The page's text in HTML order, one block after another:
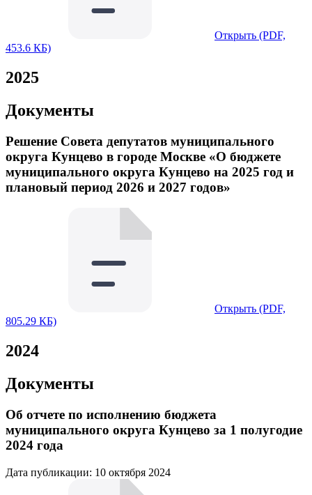
Открыть (PDF,
453.6 КБ)
2025
Документы
Решение Совета депутатов муниципального
округа Кунцево в городе Москве «О бюджете
муниципального округа Кунцево на 2025 год и
плановый период 2026 и 2027 годов»
Открыть (PDF,
805.29 КБ)
2024
Документы
Об отчете по исполнению бюджета
муниципального округа Кунцево за 1 полугодие
2024 года
Дата публикации: 10 октября 2024